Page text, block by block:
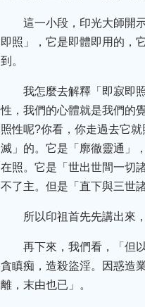
這一小段，印光大師開
即照」，它是即體即用的，
到。
我怎麼去解釋「即寂即
性，我們的心體就是我們的
照性呢?你看，你走過去它
滅」的。它是「廓徹靈通」
在照。它是「世出世間一切
不了主。但是「直下與三世
所以印祖首先先講出來
再下來，我們看，「但
貪瞋痴，造殺盜淫。因惑造
離，末由也已」。